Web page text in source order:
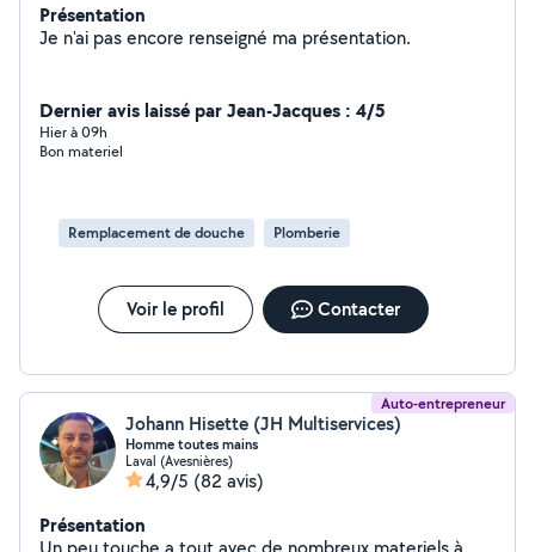
Présentation
Je n'ai pas encore renseigné ma présentation.
Dernier avis laissé par Jean-Jacques : 4/5
Hier à 09h
Bon materiel
Remplacement de douche Plomberie
Voir le profil Contacter
Auto-entrepreneur
Johann Hisette (JH Multiservices)
Homme toutes mains
Laval (Avesnières)
4,9/5 (82 avis)
Présentation